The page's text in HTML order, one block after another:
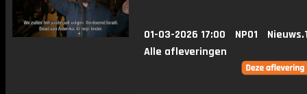
01-03-2026 17:00 NPO1
Alle afleveringen